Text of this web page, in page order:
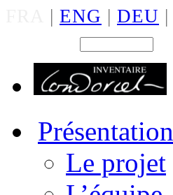
| ENG | DEU |
Présentation
Le projet